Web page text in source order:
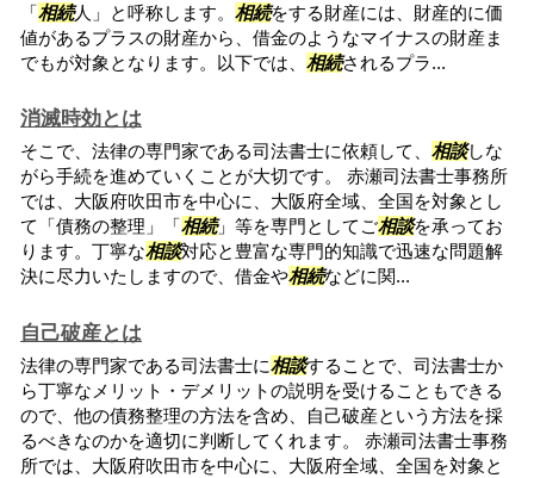
「相続人」と呼称します。 相続をする財産には、財産的に価
値があるプラスの財産から、借金のようなマイナスの財産ま
でもが対象となります。以下では、 相続されるプラ...
消滅時効とは
そこで、法律の専門家である司法書士に依頼して、 相談しな
がら手続を進めていくことが大切です。 赤瀬司法書士事務所
では、大阪府吹田市を中心に、大阪府全域、全国を対象とし
て「債務の整理」「相続」等を専門としてご相談を承ってお
ります。丁寧な相談対応と豊富な専門的知識で迅速な問題解
決に尽力いたしますので、借金や相続などに関...
自己破産とは
法律の専門家である司法書士に相談することで、司法書士か
ら丁寧なメリット・デメリットの説明を受けることもできる
ので、他の債務整理の方法を含め、自己破産という方法を採
るべきなのかを適切に判断してくれます。 赤瀬司法書士事務
所では、大阪府吹田市を中心に、大阪府全域、全国を対象と